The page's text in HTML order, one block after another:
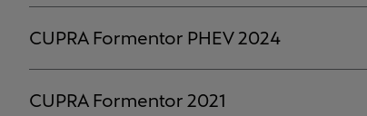
CUPRA Formentor PHEV 2024
CUPRA Formentor 2021